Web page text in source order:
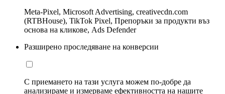
Meta-Pixel, Microsoft Advertising, creativecdn.com
(RTBHouse), TikTok Pixel, Препоръки за продукти въз
основа на кликове, Ads Defender
Разширено проследяване на конверсии
С приемането на тази услуга можем по-добре да
анализираме и измерваме ефективността на нашите